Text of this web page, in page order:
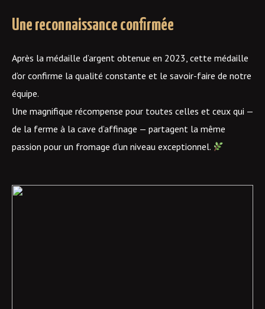
Une reconnaissance confirmée
Après la médaille d’argent obtenue en 2023, cette médaille
d’or confirme la qualité constante et le savoir-faire de notre
équipe.
Une magnifique récompense pour toutes celles et ceux qui —
de la ferme à la cave d’affinage — partagent la même
passion pour un fromage d’un niveau exceptionnel.